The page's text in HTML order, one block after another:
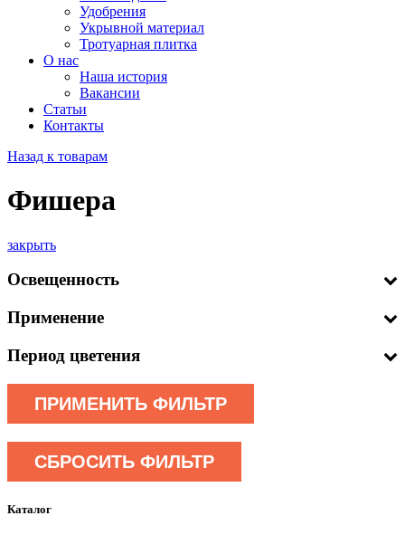
Удобрения
Укрывной материал
Тротуарная плитка
О нас
Наша история
Вакансии
Статьи
Контакты
Назад к товарам
Фишера
закрыть
Освещенность
Применение
Период цветения
ПРИМЕНИТЬ ФИЛЬТР
СБРОСИТЬ ФИЛЬТР
Каталог